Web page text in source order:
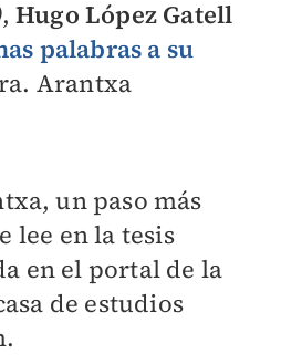
, Hugo López Gatell
palabras a su
Arantxa
un paso más
lee en la tesis
en el portal de la
de estudios